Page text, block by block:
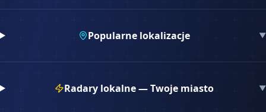
Popularne lokalizacje ▼
Radary lokalne — Twoje miasto ▼